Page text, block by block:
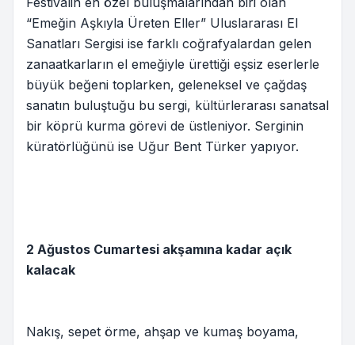
“Emeğin Aşkıyla Üreten Eller” Uluslararası El
Sanatları Sergisi ise farklı coğrafyalardan gelen
zanaatkarların el emeğiyle ürettiği eşsiz eserlerle
büyük beğeni toplarken, geleneksel ve çağdaş
sanatın buluştuğu bu sergi, kültürlerarası sanatsal
bir köprü kurma görevi de üstleniyor. Serginin
küratörlüğünü ise Uğur Bent Türker yapıyor.
2 Ağustos Cumartesi akşamına kadar açık
kalacak
Nakış, sepet örme, ahşap ve kumaş boyama,